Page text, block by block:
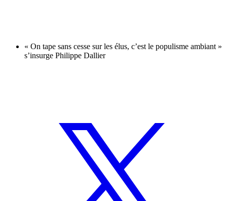
« On tape sans cesse sur les élus, c’est le populisme ambiant »
s’insurge Philippe Dallier